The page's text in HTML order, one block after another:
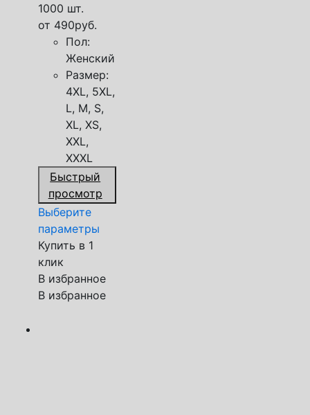
1000 шт.
от 490руб.
Пол:
Женский
Размер:
4XL, 5XL,
L, M, S,
XL, XS,
XXL,
XXXL
Быстрый
просмотр
Выберите
параметры
Купить в 1
клик
В избранное
В избранное